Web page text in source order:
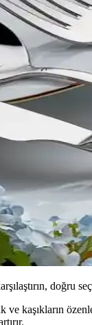
doğru
kaşıkların